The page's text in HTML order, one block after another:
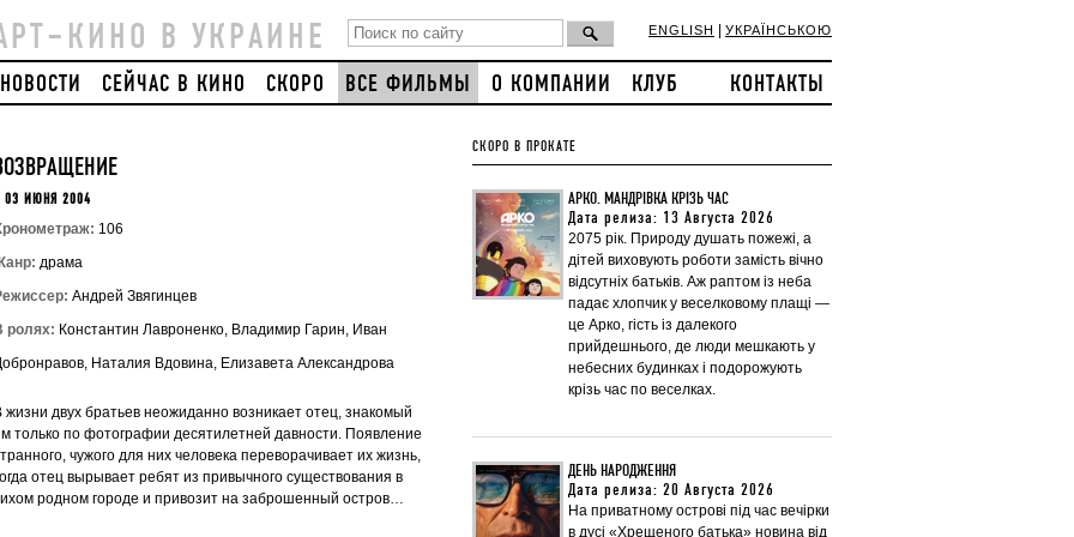
В УКРАИНЕ ENGLISH УКРАЇНСЬКОЮ
НОВОСТИ СЕЙЧАС В КИНО СКОРО ВСЕ ФИЛЬМЫ О КОМПАНИИ КЛУБ КОНТАКТЫ
03 ИЮНЯ 2004
106
драма
Андрей Звягинцев
ролях: Константин Лавроненко, Владимир Гарин, Иван
Наталия Вдовина, Елизавета Александрова
жизни двух братьев неожиданно возникает отец, знакомый
только по фотографии десятилетней давности. Появление
чужого для них человека переворачивает их жизнь,
отец вырывает ребят из привычного существования в
родном городе и привозит на заброшенный остров…
СКОРО В ПРОКАТЕ
АРКО. МАНДРІВКА КРІЗЬ ЧАС
Дата релиза: 13 Августа 2026
2075 рік. Природу душать пожежі, а
дітей виховують роботи замість вічно
відсутніх батьків. Аж раптом із неба
падає хлопчик у веселковому плащі —
це Арко, гість із далекого
прийдешнього, де люди мешкають у
небесних будинках і подорожують
крізь час по веселках.
ДЕНЬ НАРОДЖЕННЯ
Дата релиза: 20 Августа 2026
На приватному острові під час вечірки
в дусі «Хрещеного батька» новина від